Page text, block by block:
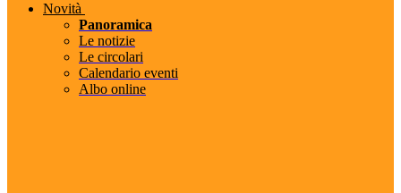
Novità
Panoramica
Le notizie
Le circolari
Calendario eventi
Albo online